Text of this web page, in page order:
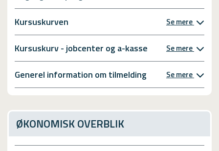
Kursuskurven Se mere
Kursuskurv - jobcenter og a-kasse Se mere
Generel information om tilmelding Se mere
ØKONOMISK OVERBLIK